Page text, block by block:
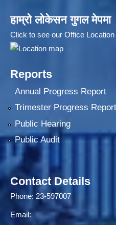
हाम्रो लोकेसन गुगल मेपमा
Click to see our Office Location
Reports
Annual Progress Report
Trimester Progress Report
Public Hearing
Public Audit
Contact Details
Phone: 23-597007
Email: